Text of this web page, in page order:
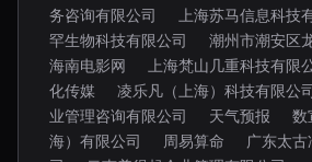
务咨询有限公司
上海苏马信息科技
罕生物科技有限公司
潮州市潮安区
海南电影网
上海梵山几重科技有限
化传媒
凌乐凡（上海）科技有限公
业管理咨询有限公司
天气预报
数
海）有限公司
周易算命
广东太